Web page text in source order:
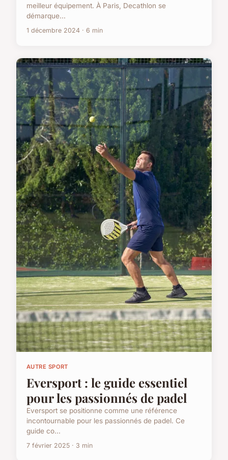
meilleur équipement. À Paris, Decathlon se
démarque...
1 décembre 2024 · 6 min
AUTRE SPORT
Eversport : le guide essentiel
pour les passionnés de padel
Eversport se positionne comme une référence
incontournable pour les passionnés de padel. Ce
guide co...
7 février 2025 · 3 min